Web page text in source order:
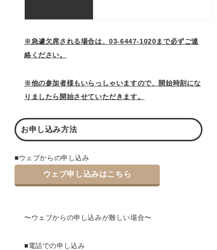
※急遽欠席される場合は、03-6447-1020まで必ずご連
絡ください。
※他の参加者様もいらっしゃいますので、開始時刻にな
りましたら開始させていただきます。
お申し込み方法
■ウェブからの申し込み
ウェブ申し込みはこちら
〜ウェブからの申し込みが難しい場合〜
■電話での申し込み